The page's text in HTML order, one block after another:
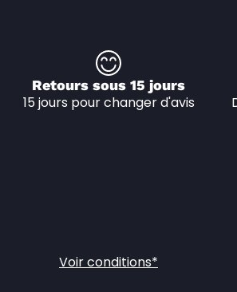
Retours sous 15 jours
15 jours pour changer d'avis
Voir conditions*